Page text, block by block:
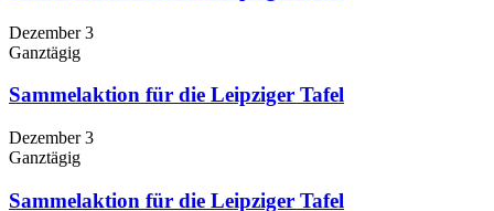
Dezember 3
Ganztägig
Sammelaktion für die Leipziger Tafel
Dezember 3
Ganztägig
Sammelaktion für die Leipziger Tafel